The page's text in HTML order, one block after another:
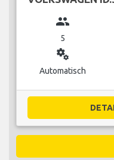
group
5
miscellaneous_services
Automatisch